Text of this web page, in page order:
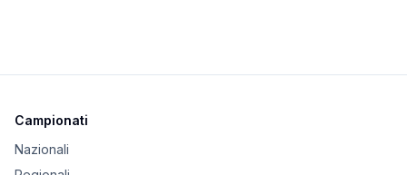
Campionati
Nazionali